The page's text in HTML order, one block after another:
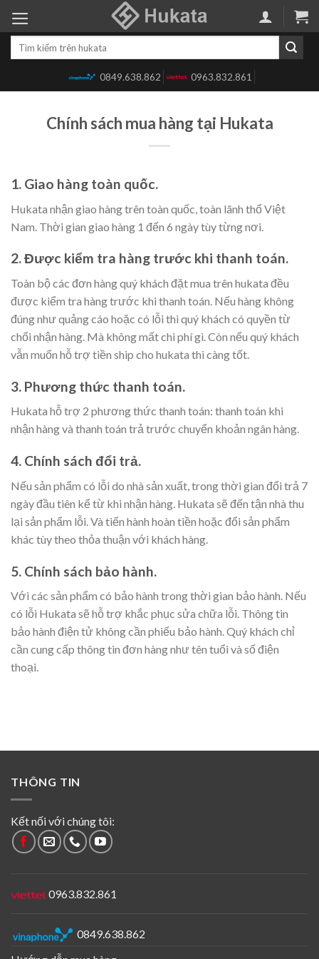
content
Tìm
0849.638.862 0963.832.861
Chính sách mua hàng tại Hukata
1. Giao hàng toàn quốc.
Hukata nhận giao hàng trên toàn quốc, toàn lãnh thổ Việt
Nam. Thời gian giao hàng 1 đến 6 ngày tùy từng nơi.
2. Được kiểm tra hàng trước khi thanh toán.
Toàn bộ các đơn hàng quý khách đặt mua trên hukata đều
được kiểm tra hàng trước khi thanh toán. Nếu hàng không
đúng như quảng cáo hoặc có lỗi thì quý khách có quyền từ
chối nhận hàng. Mà không mất chi phí gì. Còn nếu quý khách
vẫn muốn hỗ trợ tiền ship cho hukata thì càng tốt.
3. Phương thức thanh toán.
Hukata hỗ trợ 2 phương thức thanh toán: thanh toán khi
nhận hàng và thanh toán trả trước chuyển khoản ngân hàng.
4. Chính sách đổi trả.
Nếu sản phẩm có lỗi do nhà sản xuất, trong thời gian đổi trả 7
ngày đầu tiên kể từ khi nhận hàng. Hukata sẽ đến tận nhà thu
lại sản phẩm lỗi. Và tiến hành hoàn tiền hoặc đổi sản phẩm
khác tùy theo thỏa thuận với khách hàng.
5. Chính sách bảo hành.
Với các sản phẩm có bảo hành trong thời gian bảo hành. Nếu
có lỗi Hukata sẽ hỗ trợ khắc phục sửa chữa lỗi. Thông tin
bảo hành điện tử không cần phiếu bảo hành. Quý khách chỉ
cần cung cấp thông tin đơn hàng như tên tuổi và số điện
thoại.
THÔNG TIN
Kết nối với chúng tôi:
0963.832.861
0849.638.862